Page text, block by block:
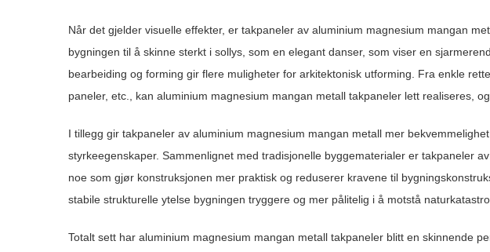
Når det gjelder visuelle effekter, er takpaneler av aluminium magnesium mangan
bygningen til å skinne sterkt i sollys, som en elegant danser, som viser en
bearbeiding og forming gir flere muligheter for arkitektonisk utforming. Fra enkle
paneler, etc., kan aluminium magnesium mangan metall takpaneler lett realiseres,
I tillegg gir takpaneler av aluminium magnesium mangan metall mer
styrkeegenskaper. Sammenlignet med tradisjonelle byggematerialer er takpaneler
noe som gjør konstruksjonen mer praktisk og reduserer kravene til
stabile strukturelle ytelse bygningen tryggere og mer pålitelig i å motstå
Totalt sett har aluminium magnesium mangan metall takpaneler blitt en skinnende